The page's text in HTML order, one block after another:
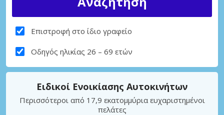
Επιστροφή στο ίδιο γραφείο
Οδηγός ηλικίας 26 – 69 ετών
Ειδικοί Ενοικίασης Αυτοκινήτων
Περισσότεροι από 17,9 εκατομμύρια ευχαριστημένοι
πελάτες